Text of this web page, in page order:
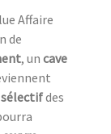
Affaire
de
, un cave
des